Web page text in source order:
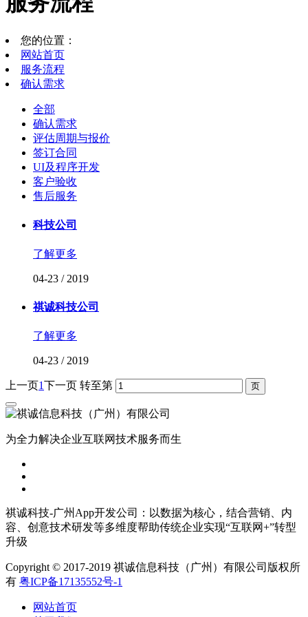
您的位置：
网站首页
服务流程
确认需求
全部
确认需求
评估周期与报价
签订合同
UI及程序开发
客户验收
售后服务
科技公司
了解更多
04-23 / 2019
祺诚科技公司
了解更多
04-23 / 2019
上一页1下一页 转至第
为全力解决企业互联网技术服务而生
祺诚科技-广州App开发公司：以数据为核心，结合营销、内
容、创意技术研发等多维度帮助传统企业实现“互联网+”转型
升级
Copyright © 2017-2019 祺诚信息科技（广州）有限公司版权所
有 粤ICP备17135552号-1
网站首页